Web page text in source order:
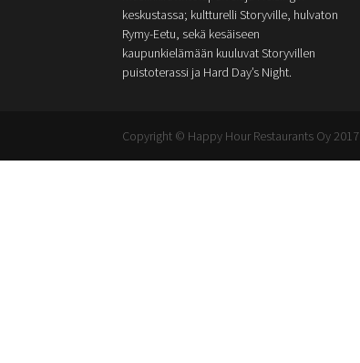
keskustassa; kultturelli Storyville, hulvaton
Rymy-Eetu, sekä kesäiseen
kaupunkielämään kuuluvat Storyvillen
puistoterassi ja Hard Day’s Night.
Copyright © Happy Hour Restaurants Oy 2017